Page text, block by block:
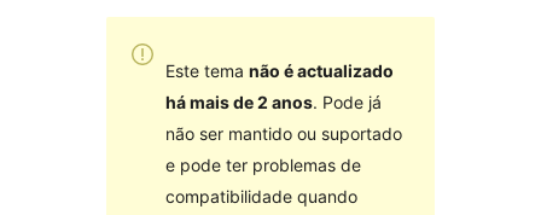
Este tema não é actualizado
há mais de 2 anos. Pode já
não ser mantido ou suportado
e pode ter problemas de
compatibilidade quando